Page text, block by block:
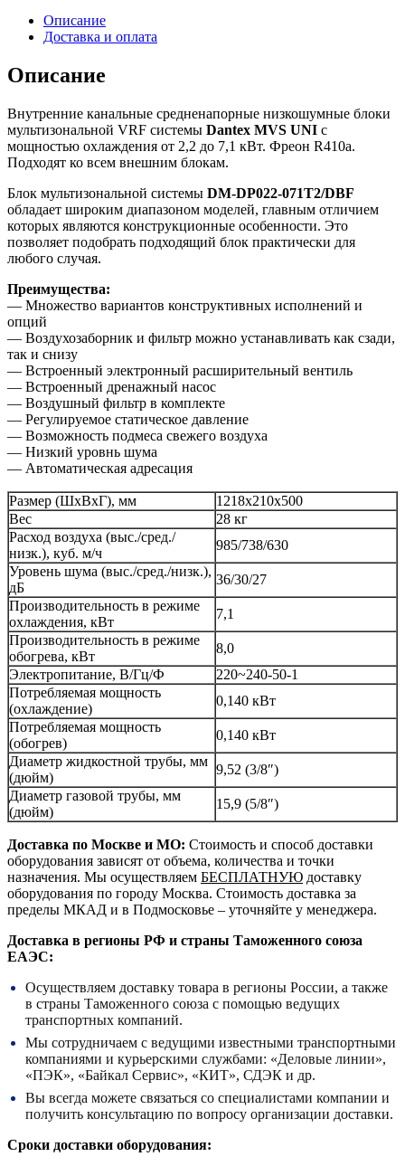
Описание
Доставка и оплата
Описание
Внутренние канальные средненапорные низкошумные блоки
мультизональной VRF системы Dantex MVS UNI с
мощностью охлаждения от 2,2 до 7,1 кВт. Фреон R410а.
Подходят ко всем внешним блокам.
Блок мультизональной системы DM-DP022-071T2/DBF
обладает широким диапазоном моделей, главным отличием
которых являются конструкционные особенности. Это
позволяет подобрать подходящий блок практически для
любого случая.
Преимущества:
— Множество вариантов конструктивных исполнений и
опций
— Воздухозаборник и фильтр можно устанавливать как сзади,
так и снизу
— Встроенный электронный расширительный вентиль
— Встроенный дренажный насос
— Воздушный фильтр в комплекте
— Регулируемое статическое давление
— Возможность подмеса свежего воздуха
— Низкий уровнь шума
— Автоматическая адресация
Размер (ШхВхГ), мм
1218х210х500
Вес
28 кг
Расход воздуха (выс./сред./
низк.), куб. м/ч
985/738/630
Уровень шума (выс./сред./низк.),
дБ
36/30/27
Производительность в режиме
охлаждения, кВт
7,1
Производительность в режиме
обогрева, кВт
8,0
Электропитание, В/Гц/Ф
220~240-50-1
Потребляемая мощность
(охлаждение)
0,140 кВт
Потребляемая мощность
(обогрев)
0,140 кВт
Диаметр жидкостной трубы, мм
(дюйм)
9,52 (3/8″)
Диаметр газовой трубы, мм
(дюйм)
15,9 (5/8″)
Доставка по Москве и МО: Стоимость и способ доставки
оборудования зависят от объема, количества и точки
назначения. Мы осуществляем БЕСПЛАТНУЮ доставку
оборудования по городу Москва. Стоимость доставка за
пределы МКАД и в Подмосковье – уточняйте у менеджера.
Доставка в регионы РФ и страны Таможенного союза
ЕАЭС:
Осуществляем доставку товара в регионы России, а также
в страны Таможенного союза с помощью ведущих
транспортных компаний.
Мы сотрудничаем с ведущими известными транспортными
компаниями и курьерскими службами: «Деловые линии»,
«ПЭК», «Байкал Сервис», «КИТ», СДЭК и др.
Вы всегда можете связаться со специалистами компании и
получить консультацию по вопросу организации доставки.
Сроки доставки оборудования: